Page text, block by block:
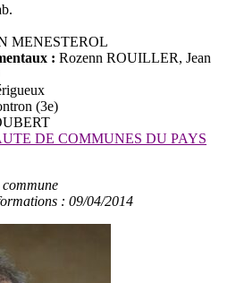
MENESTEROL
: Rozenn ROUILLER, Jean
(3e)
DE COMMUNES DU PAYS
: 09/04/2014